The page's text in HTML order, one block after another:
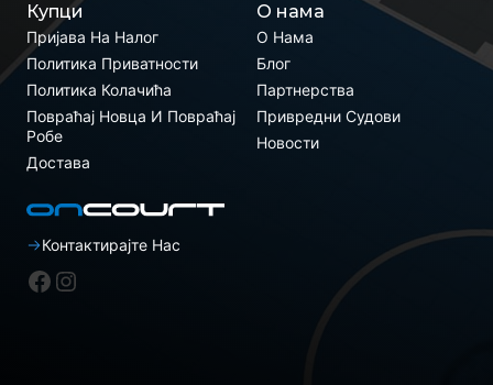
Купци
Пријава На Налог
Политика Приватности
Политика Колачића
Повраћај Новца И Повраћај
Робе
Достава
О нама
О Нама
Блог
Партнерства
Привредни Судови
Новости
Контактирајте Нас
Фејсбук
Инстаграм